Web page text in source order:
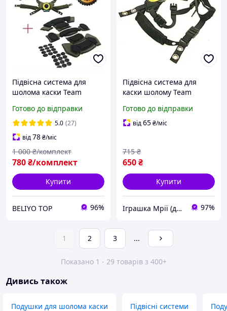
Підвісна система для
шолома каски Team
тактичного шолома Фаст
PASGT FAST MICH Wendy
Cam Fit
Готово до відправки
5.0 (27)
від78₴/міс
780₴/комплект
1 000 ₴/комплект
Купити
BELIYO TOP 96%
Підвісна система для
каски шолому Team
Готово до відправки
від65₴/міс
650₴
715 ₴
Купити
Іграшка Мрії (дитячі, авто, туризм) 97%
1 2 3 ...
Показано 1 - 29 товарів з 400+
Дивись також
Подушки для шолома каски Підвісні системи